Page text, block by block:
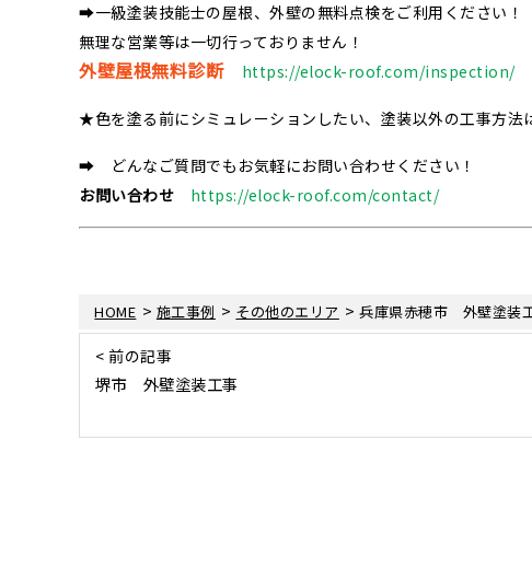
➡一級塗装技能士の屋根、外壁の無料点検をご利用ください！
無理な営業等は一切行っておりません！
外壁屋根無料診断 https://elock-roof.com/inspection/
★色を塗る前にシミュレーションしたい、塗装以外の工事方
➡ どんなご質問でもお気軽にお問い合わせください！
お問い合わせ
https://elock-roof.com/contact/
HOME > 施工事例 > その他のエリア >兵庫県赤穂市 外壁塗装
< 前の記事
堺市 外壁塗装工事